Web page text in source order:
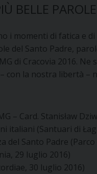
BELLE
i momenti di fatica e
del Santo Padre,
di Cracovia 2016.
con la nostra libertà
– Card. Stanisław
italiani (Santuari di
del Santo Padre
29 luglio 2016)
30 luglio 2016)